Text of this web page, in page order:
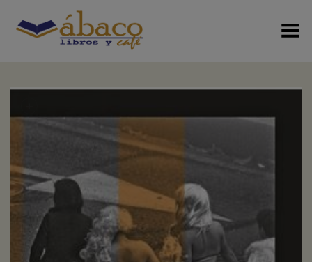
Menú Alterno